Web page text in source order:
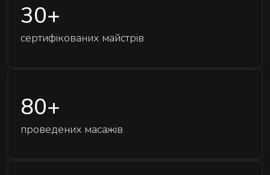
30+
сертифікованих майстрів
80+
проведених масажів